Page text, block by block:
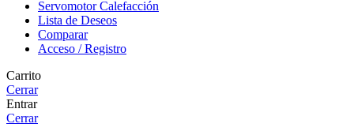
Servomotor Calefacción
Lista de Deseos
Comparar
Acceso / Registro
Carrito
Cerrar
Entrar
Cerrar